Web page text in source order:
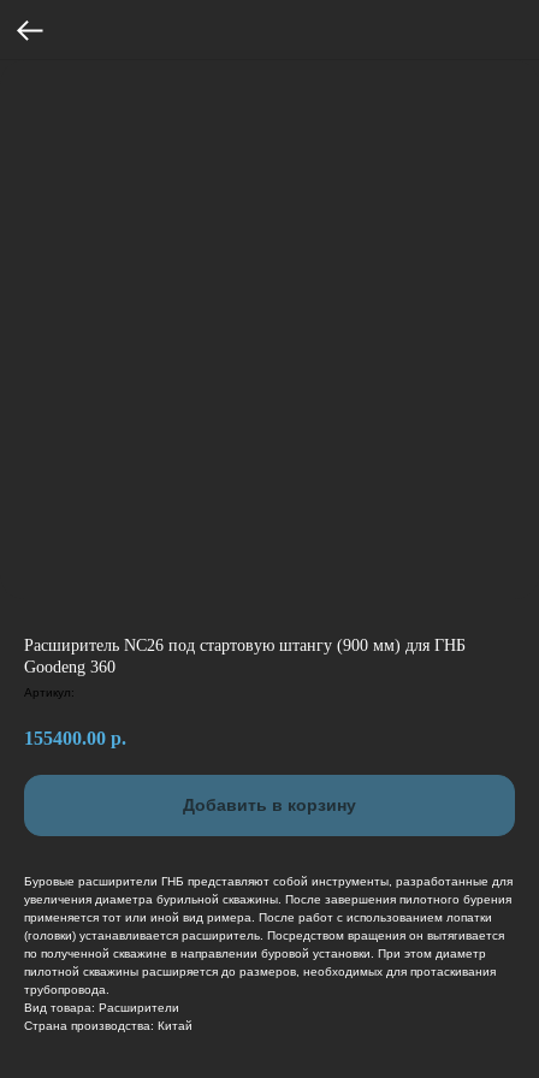
Расширитель NC26 под стартовую штангу (900 мм) для ГНБ
Goodeng 360
Артикул:
155400.00 р.
Добавить в корзину
Буровые расширители ГНБ представляют собой инструменты, разработанные для
увеличения диаметра бурильной скважины. После завершения пилотного бурения
применяется тот или иной вид римера. После работ с использованием лопатки
(головки) устанавливается расширитель. Посредством вращения он вытягивается
по полученной скважине в направлении буровой установки. При этом диаметр
пилотной скважины расширяется до размеров, необходимых для протаскивания
трубопровода.
Вид товара: Расширители
Страна производства: Китай